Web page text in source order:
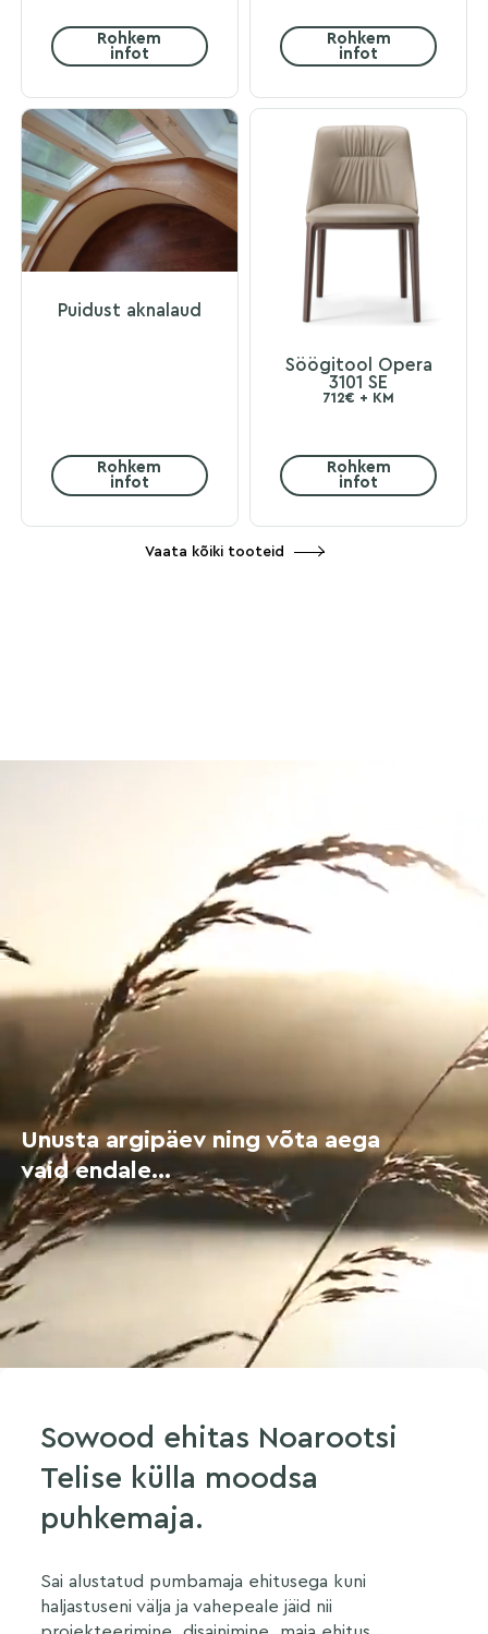
Rohkem
infot
Rohkem
infot
Puidust aknalaud
Rohkem
infot
Söögitool Opera
3101 SE
712€ + KM
Rohkem
infot
Vaata kõiki tooteid
Unusta argipäev ning võta aega
vaid endale...
Sowood ehitas Noarootsi
Telise külla moodsa
puhkemaja.
Sai alustatud pumbamaja ehitusega kuni
haljastuseni välja ja vahepeale jäid nii